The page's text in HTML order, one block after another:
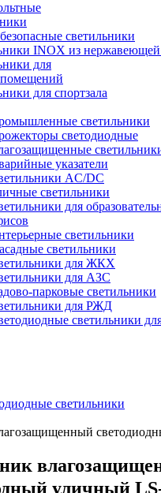
светильники
INOX из нержавеющей
для
для спортзала
светильники
светодиодные
указатели
AC/DC
светильники
для
светильники
светильники
для ЖКХ
для АЗС
парковые светильники
для РЖД
светильники
светильники
уличный